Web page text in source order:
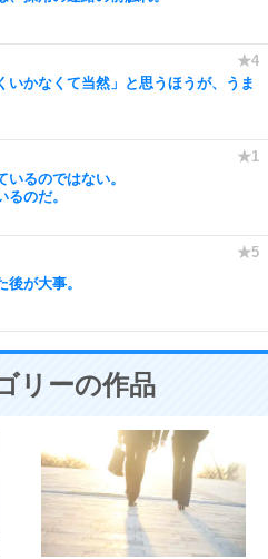
いかなくて当然」と思うほうが、うま
いるのではない。
のだ。
後が大事。
リーの作品